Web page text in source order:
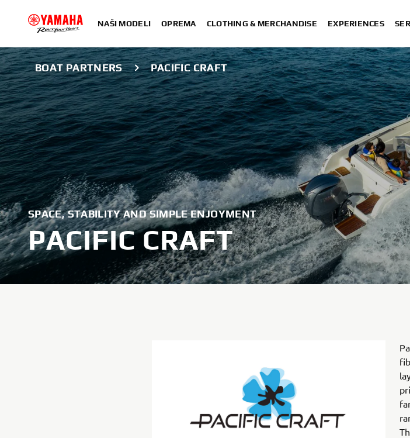
NAŠI MODELI OPREMA CLOTHING & MERCHANDISE EXPERIENCES
BOAT PARTNERS PACIFIC CRAFT
SPACE, STABILITY AND SIMPLE ENJOYMENT
PACIFIC CRAFT